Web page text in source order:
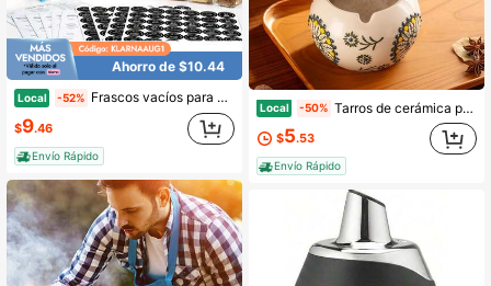
Ahorro de $10.44
Local -52% Frascos vacíos para especias con etiqueta (paquete de 12 frascos de vidrio con tapa de bambú). Botellas pequeñas de 177 ml (6 oz) para almacenar especias.
$9.46
Envío Rápido
Local -50% Tarros de cerámica para especias y azúcar con tapa y cuchara, almacenamiento de cocina fácil de limpiar para encimera o despensa
$5.53
Envío Rápido